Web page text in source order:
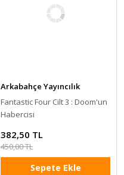
Arkabahçe Yayıncılık
Fantastic Four Cilt 3 : Doom'un
Habercisi
382,50 TL
450,00 TL
Sepete Ekle